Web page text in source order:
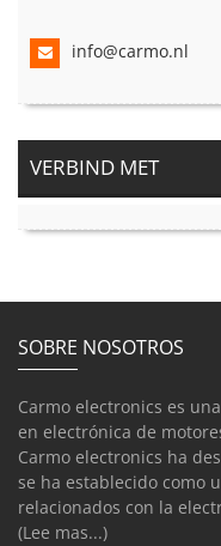
info@carmo.nl
VERBIND MET
SOBRE NOSOTROS
Carmo electronics es
en electrónica de
Carmo electronics ha
se ha establecido como
relacionados con la
(Lee mas...)